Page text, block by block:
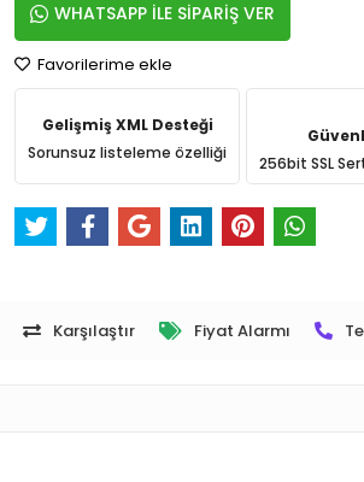
WHATSAPP İLE SİPARİŞ VER
Favorilerime ekle
Gelişmiş XML Desteği
Sorunsuz listeleme özelliği
256bit SSL
Karşılaştır Fiyat Alarmı